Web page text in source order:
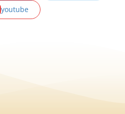
youtube